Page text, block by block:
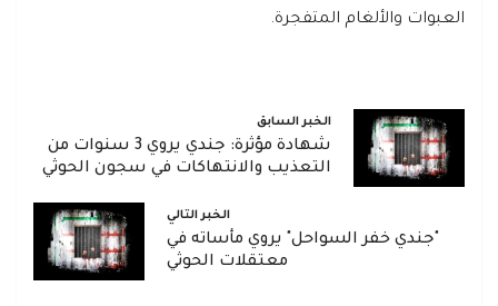
العبوات والألغام المتفجرة.
الخبر السابق
شهادة مؤثرة: جندي يروي 3 سنوات من
التعذيب والانتهاكات في سجون الحوثي
الخبر التالي
"جندي خفر السواحل" يروي مأساته في
معتقلات الحوثي